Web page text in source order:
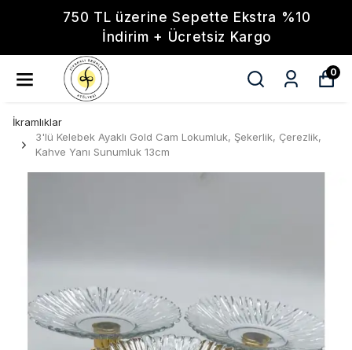
750 TL üzerine Sepette Ekstra %10
İndirim + Ücretsiz Kargo
0
İkramlıklar
3'lü Kelebek Ayaklı Gold Cam Lokumluk, Şekerlik, Çerezlik,
Kahve Yanı Sunumluk 13cm